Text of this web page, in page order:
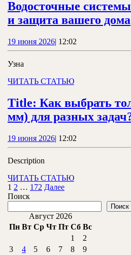
Водосточные
и защита вашего дома
19 июня 202619
июня
| 12:02
Узна
ЧИТАТЬ СТАТЬЮЧИТАТЬ
Title: Как выбрать
мм) для разных
19 июня 202619
июня
| 12:02
Description
ЧИТАТЬ СТАТЬЮЧИТАТЬ
Пагинация
записей
1 2 … 172 Далее
Поиск
Поиск
Август 2026
Пн Вт Ср Чт Пт Сб Вс
1
2
3
4 5 6 7 8
9